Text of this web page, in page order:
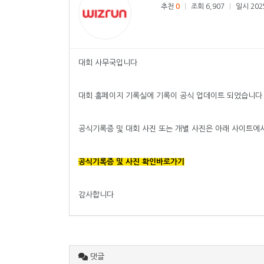
추천0 조회 6,907 일시
대회 사무국입니다
대회 홈페이지 기록실에 기록이 공식 업데이트 되었습니다
공식기록증 및 대회 사진 또는 개별 사진은 아래 사이트에
공식기록증 및 사진 확인바로가기
감사합니다
댓글